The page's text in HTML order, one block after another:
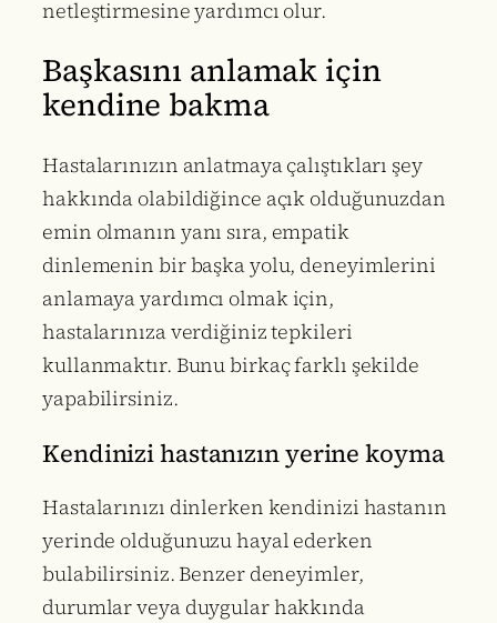
netleştirmesine yardımcı olur.
Başkasını anlamak için
kendine bakma
Hastalarınızın anlatmaya çalıştıkları şey
hakkında olabildiğince açık olduğunuzdan
emin olmanın yanı sıra, empatik
dinlemenin bir başka yolu, deneyimlerini
anlamaya yardımcı olmak için,
hastalarınıza verdiğiniz tepkileri
kullanmaktır. Bunu birkaç farklı şekilde
yapabilirsiniz.
Kendinizi hastanızın yerine koyma
Hastalarınızı dinlerken kendinizi hastanın
yerinde olduğunuzu hayal ederken
bulabilirsiniz. Benzer deneyimler,
durumlar veya duygular hakkında